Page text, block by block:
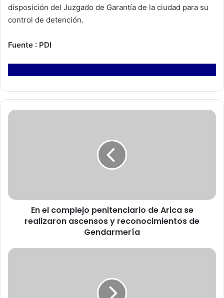
disposición del Juzgado de Garantía de la ciudad para su
control de detención.
Fuente : PDI
E
l
e
En el complejo penitenciario de Arica se
realizaron ascensos y reconocimientos de
Gendarmería
D